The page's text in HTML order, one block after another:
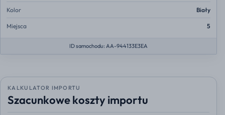
Kolor Biały
Miejsca 5
ID samochodu: AA-944133E3EA
KALKULATOR IMPORTU
Szacunkowe koszty importu